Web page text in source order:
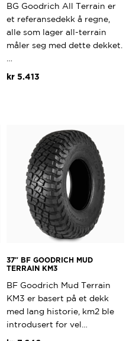
BG Goodrich All Terrain er
et referansedekk å regne,
alle som lager all-terrain
måler seg med dette dekket.
kr 5.413
37″ BF GOODRICH MUD
TERRAIN KM3
BF Goodrich Mud Terrain
KM3 er basert på et dekk
med lang historie, km2 ble
introdusert for vel…